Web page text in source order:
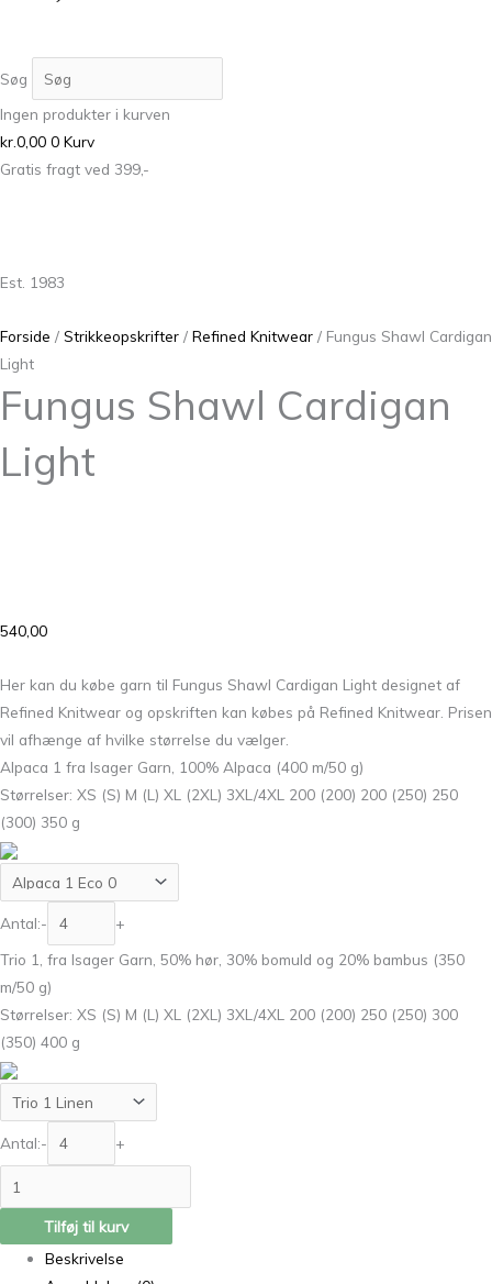
Søg
Ingen produkter i kurven
kr.0,00 0 Kurv
Gratis fragt ved 399,-
Est. 1983
Forside / Strikkeopskrifter / Refined Knitwear / Fungus Shawl Cardigan
Light
Fungus Shawl Cardigan
Light
540,00
Her kan du købe garn til Fungus Shawl Cardigan Light designet af
Refined Knitwear og opskriften kan købes på Refined Knitwear. Prisen
vil afhænge af hvilke størrelse du vælger.
Alpaca 1 fra Isager Garn, 100% Alpaca (400 m/50 g)
Størrelser: XS (S) M (L) XL (2XL) 3XL/4XL 200 (200) 200 (250) 250
(300) 350 g
Antal:-
+
Trio 1, fra Isager Garn, 50% hør, 30% bomuld og 20% bambus (350
m/50 g)
Størrelser: XS (S) M (L) XL (2XL) 3XL/4XL 200 (200) 250 (250) 300
(350) 400 g
Antal:- +
Tilføj til kurv
Beskrivelse